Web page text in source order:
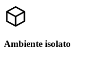
Ambiente isolato